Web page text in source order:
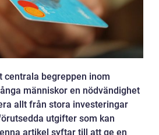
centrala begreppen inom
människor en nödvändighet
allt från stora investeringar
utgifter som kan
artikel syftar till att ge en